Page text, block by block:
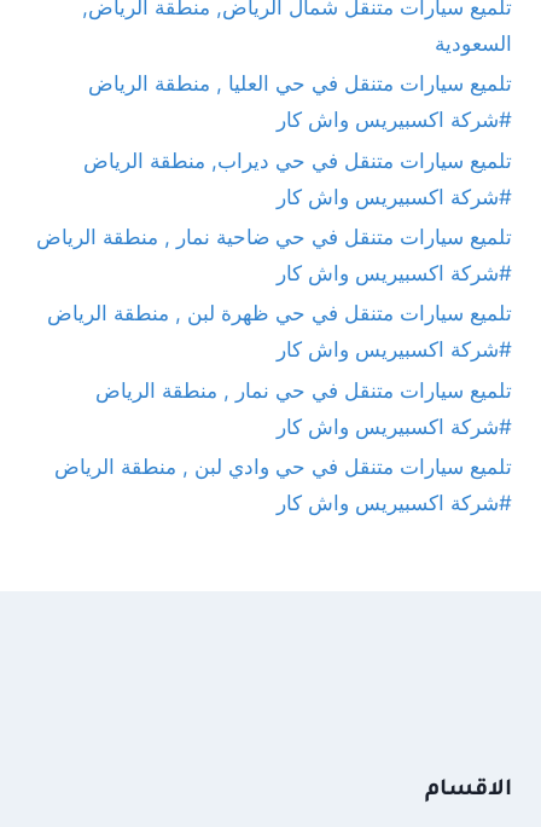
تلميع سيارات متنقل شمال الرياض, منطقة الرياض,
السعودية
تلميع سيارات متنقل في حي العليا , منطقة الرياض
#شركة اكسبيريس واش كار
تلميع سيارات متنقل في حي ديراب, منطقة الرياض
#شركة اكسبيريس واش كار
تلميع سيارات متنقل في حي ضاحية نمار , منطقة الرياض
#شركة اكسبيريس واش كار
تلميع سيارات متنقل في حي ظهرة لبن , منطقة الرياض
#شركة اكسبيريس واش كار
تلميع سيارات متنقل في حي نمار , منطقة الرياض
#شركة اكسبيريس واش كار
تلميع سيارات متنقل في حي وادي لبن , منطقة الرياض
#شركة اكسبيريس واش كار
الاقسام